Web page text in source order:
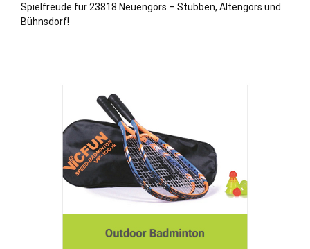
Spielfreude für 23818 Neuengörs – Stubben, Altengörs und
Bühnsdorf!